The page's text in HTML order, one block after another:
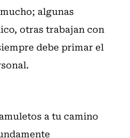
algunas
otras trabajan con
debe primar el
a tu camino